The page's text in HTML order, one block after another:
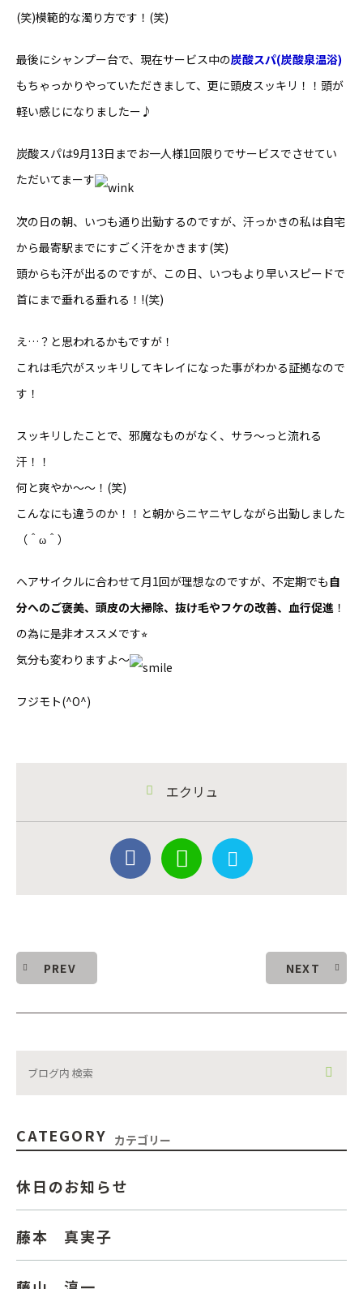
(笑)模範的な濁り方です！(笑)
最後にシャンプー台で、現在サービス中の炭酸スパ(炭酸泉温浴)
もちゃっかりやっていただきまして、更に頭皮スッキリ！！頭が
軽い感じになりましたー♪
炭酸スパは9月13日までお一人様1回限りでサービスでさせてい
ただいてまーす
次の日の朝、いつも通り出勤するのですが、汗っかきの私は自宅
から最寄駅までにすごく汗をかきます(笑)
頭からも汗が出るのですが、この日、いつもより早いスピードで
首にまで垂れる垂れる！!(笑)
え…？と思われるかもですが！
これは毛穴がスッキリしてキレイになった事がわかる証拠なので
す！
スッキリしたことで、邪魔なものがなく、サラ〜っと流れる
汗！！
何と爽やか〜〜！(笑)
こんなにも違うのか！！と朝からニヤニヤしながら出勤しました
（＾ω＾）
ヘアサイクルに合わせて月1回が理想なのですが、不定期でも 自
分へのご褒美、頭皮の大掃除、抜け毛やフケの改善、血行促進 ！
の為に是非オススメです⭐︎
気分も変わりますよ〜
フジモト(^O^)
エクリュ
PREV NEXT
CATEGORY カテゴリー
休日のお知らせ
藤本 真実子